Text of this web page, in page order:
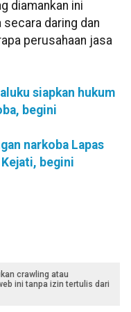
diamankan ini
daring dan
perusahaan jasa
siapkan hukum
begini
narkoba Lapas
begini
crawling atau
ini tanpa izin tertulis dari